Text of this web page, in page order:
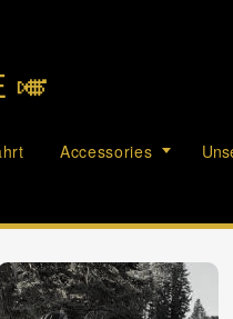
🎺︎
Accessories